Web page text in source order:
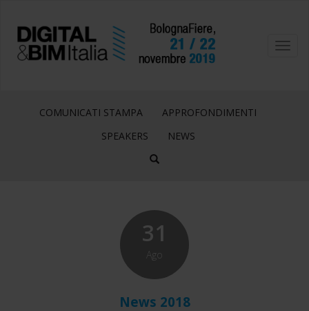
COMUNICATI STAMPA
APPROFONDIMENTI
SPEAKERS
NEWS
31
Ago
News 2018